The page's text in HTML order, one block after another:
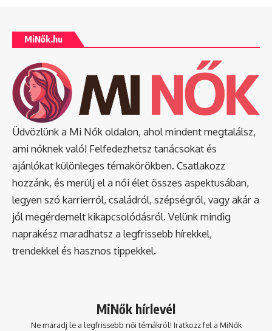
MiNők.hu
Üdvözlünk a Mi Nők oldalon, ahol mindent megtalálsz,
ami nőknek való! Felfedezhetsz tanácsokat és
ajánlókat különleges témakörökben. Csatlakozz
hozzánk, és merülj el a női élet összes aspektusában,
legyen szó karrierről, családról, szépségről, vagy akár a
jól megérdemelt kikapcsolódásról. Velünk mindig
naprakész maradhatsz a legfrissebb hírekkel,
trendekkel és hasznos tippekkel.
MiNők hírlevél
Ne maradj le a legfrissebb női témákról! Iratkozz fel a MiNők